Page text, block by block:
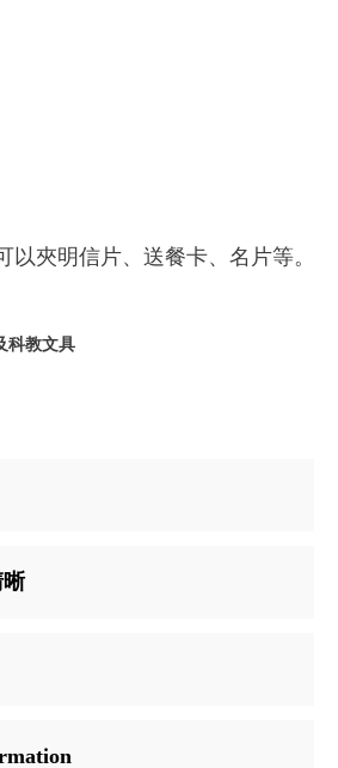
以夾明信片、送餐卡、名片等。
科教文具